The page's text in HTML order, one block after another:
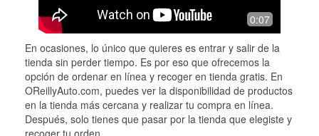
0:07
En ocasiones, lo único que quieres es entrar y salir de la
tienda sin perder tiempo. Es por eso que ofrecemos la
opción de ordenar en línea y recoger en tienda gratis. En
OReillyAuto.com, puedes ver la disponibilidad de productos
en la tienda más cercana y realizar tu compra en línea.
Después, solo tienes que pasar por la tienda que elegiste y
recoger tu orden.